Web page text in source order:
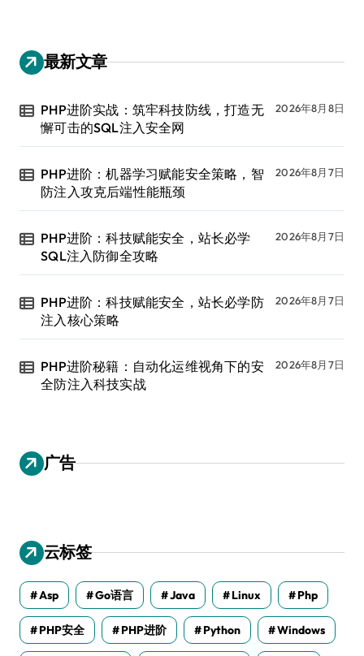
最新文章
PHP进阶实战：筑牢科技防线，打造无
懈可击的SQL注入安全网
2026年8月8日
PHP进阶：机器学习赋能安全策略，智
防注入攻克后端性能瓶颈
2026年8月7日
PHP进阶：科技赋能安全，站长必学
SQL注入防御全攻略
2026年8月7日
PHP进阶：科技赋能安全，站长必学防
注入核心策略
2026年8月7日
PHP进阶秘籍：自动化运维视角下的安
全防注入科技实战
2026年8月7日
广告
云标签
Asp Go语言 Java Linux Php
PHP安全 PHP进阶 Python Windows